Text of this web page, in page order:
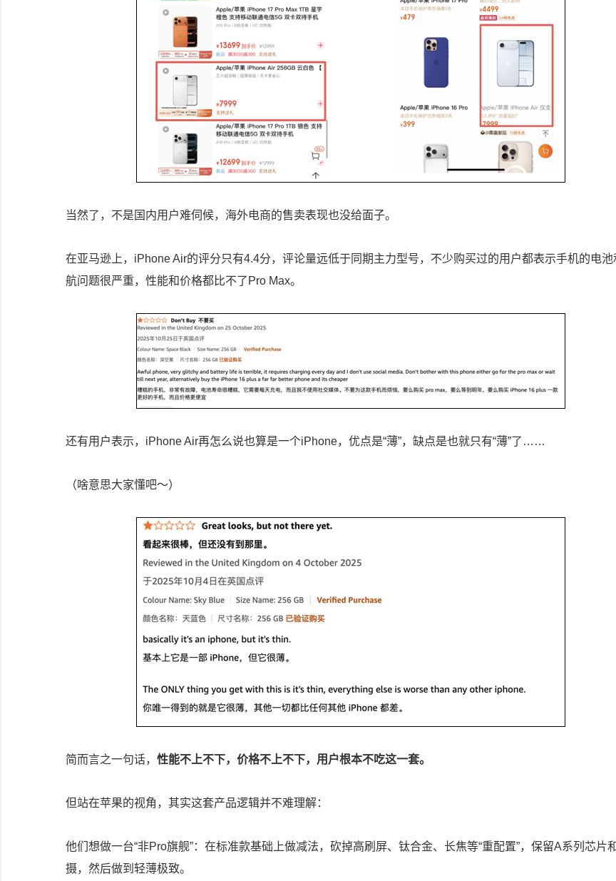
当然了，不是国内用户难伺候，海外电商的售卖表现也没给面子。
在亚马逊上，iPhone Air的评分只有4.4分，评论量远低于同期主力型号，不少购买过的用户都表示手机的电池
航问题很严重，性能和价格都比不了Pro Max。
还有用户表示，iPhone Air再怎么说也算是一个iPhone，优点是“薄”，缺点是也就只有“薄”了……
（啥意思大家懂吧～）
简而言之一句话， 性能不上不下，价格不上不下，用户根本不吃这一套。
但站在苹果的视角，其实这套产品逻辑并不难理解：
他们想做一台“非Pro旗舰”：在标准款基础上做减法，砍掉高刷屏、钛合金、长焦等“重配置”，保留A系列芯片
摄，然后做到轻薄极致。